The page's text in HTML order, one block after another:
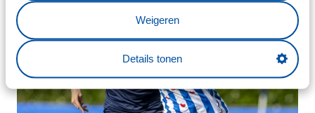
Weigeren
Details tonen